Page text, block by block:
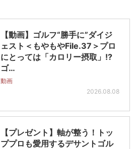
【動画】ゴルフ“勝手に”ダイジ
ェスト＜もやもやFile.37＞プロ
にとっては「カロリー摂取」!?
ゴ…
動画
2026.08.08
【プレゼント】軸が整う！トッ
ププロも愛用するデサントゴル